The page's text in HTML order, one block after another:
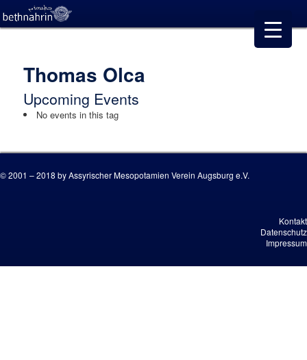
Thomas Olca
Upcoming Events
No events in this tag
© 2001 – 2018 by Assyrischer Mesopotamien Verein Augsburg e.V.
Kontakt
Datenschutz
Impressum